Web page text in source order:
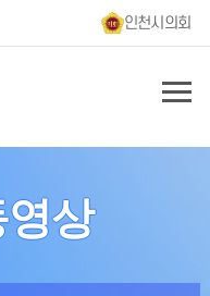
인천시의회
상